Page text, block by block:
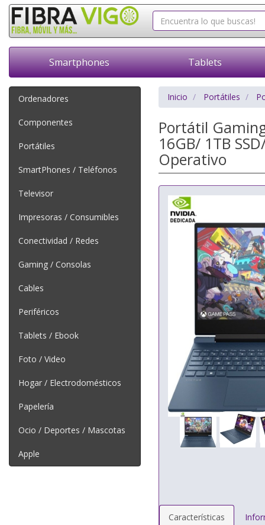
Smartphones Tablets
Ordenadores
Componentes
Portátiles
SmartPhones / Teléfonos
Televisor
Impresoras / Consumibles
Conectividad / Redes
Gaming / Consolas
Cables
Periféricos
Tablets / Ebook
Foto / Video
Hogar / Electrodomésticos
Papelería
Ocio / Deportes / Mascotas
Apple
Inicio Portátiles
Portátil
16GB/ 1TB
Operativo
Características